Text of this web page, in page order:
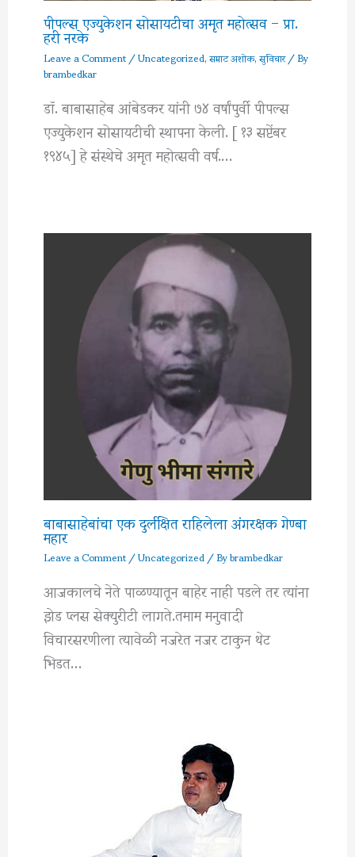
पीपल्स एज्युकेशन सोसायटीचा अमृत महोत्सव – प्रा.
हरी नरके
Leave a Comment/Uncategorized,सम्राट अशोक,सुविचार/ By
brambedkar
डॉ. बाबासाहेब आंबेडकर यांनी ७४ वर्षांपुर्वी पीपल्स
एज्युकेशन सोसायटीची स्थापना केली. [ १३ सप्टेंबर
१९४५] हे संस्थेचे अमृत महोत्सवी वर्ष.…
बाबासाहेबांचा एक दुर्लक्षित राहिलेला अंगरक्षक गेण्बा
महार
Leave a Comment/Uncategorized/ Bybrambedkar
आजकालचे नेते पाळण्यातून बाहेर नाही पडले तर त्यांना
झेड प्लस सेक्युरीटी लागते.तमाम मनुवादी
विचारसरणीला त्यावेळी नजरेत नजर टाकुन थेट
भिडत…